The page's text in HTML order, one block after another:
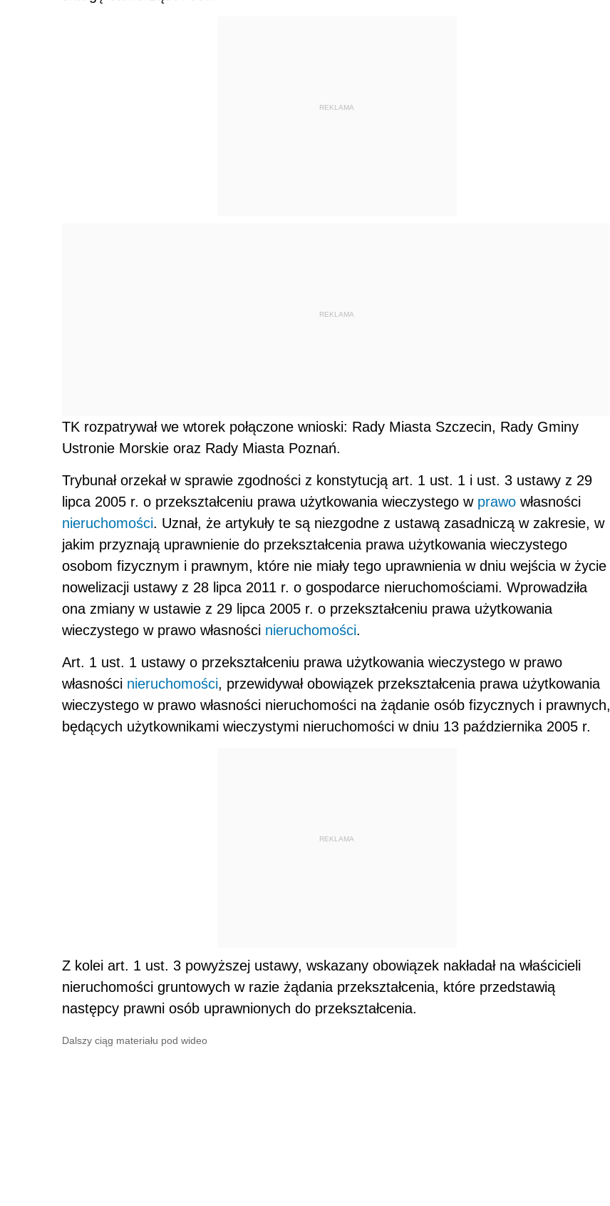
REKLAMA
REKLAMA
TK rozpatrywał we wtorek połączone wnioski: Rady Miasta Szczecin, Rady Gminy
Ustronie Morskie oraz Rady Miasta Poznań.
Trybunał orzekał w sprawie zgodności z konstytucją art. 1 ust. 1 i ust. 3 ustawy z 29
lipca 2005 r. o przekształceniu prawa użytkowania wieczystego w prawo własności
nieruchomości. Uznał, że artykuły te są niezgodne z ustawą zasadniczą w zakresie, w
jakim przyznają uprawnienie do przekształcenia prawa użytkowania wieczystego
osobom fizycznym i prawnym, które nie miały tego uprawnienia w dniu wejścia w życie
nowelizacji ustawy z 28 lipca 2011 r. o gospodarce nieruchomościami. Wprowadziła
ona zmiany w ustawie z 29 lipca 2005 r. o przekształceniu prawa użytkowania
wieczystego w prawo własności nieruchomości.
Art. 1 ust. 1 ustawy o przekształceniu prawa użytkowania wieczystego w prawo
własności nieruchomości, przewidywał obowiązek przekształcenia prawa użytkowania
wieczystego w prawo własności nieruchomości na żądanie osób fizycznych i prawnych,
będących użytkownikami wieczystymi nieruchomości w dniu 13 października 2005 r.
REKLAMA
Z kolei art. 1 ust. 3 powyższej ustawy, wskazany obowiązek nakładał na właścicieli
nieruchomości gruntowych w razie żądania przekształcenia, które przedstawią
następcy prawni osób uprawnionych do przekształcenia.
Dalszy ciąg materiału pod wideo